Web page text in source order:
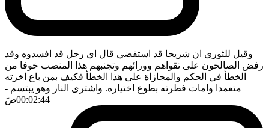
وقيل للثوري ان شريحا قد استقضي قال اي رجل قد افسدوه وقد
رفض الصالحون على تقواهم وورائهم وتجنبهم هذا المنصب خوفا من
الخطأ في الحكم والمجازاة على هذا الخطأ فكيف بمن باع اخرته
متعمدا وامات فطرته بطوع اختياره. واشترى النار وهو يبتسم -
00:02:44ضَ